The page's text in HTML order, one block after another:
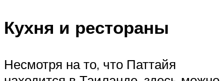
Кухня и рестораны
Несмотря на то, что Паттайя